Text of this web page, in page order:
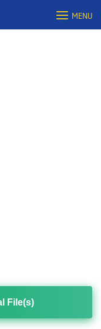
MENU
File(s)